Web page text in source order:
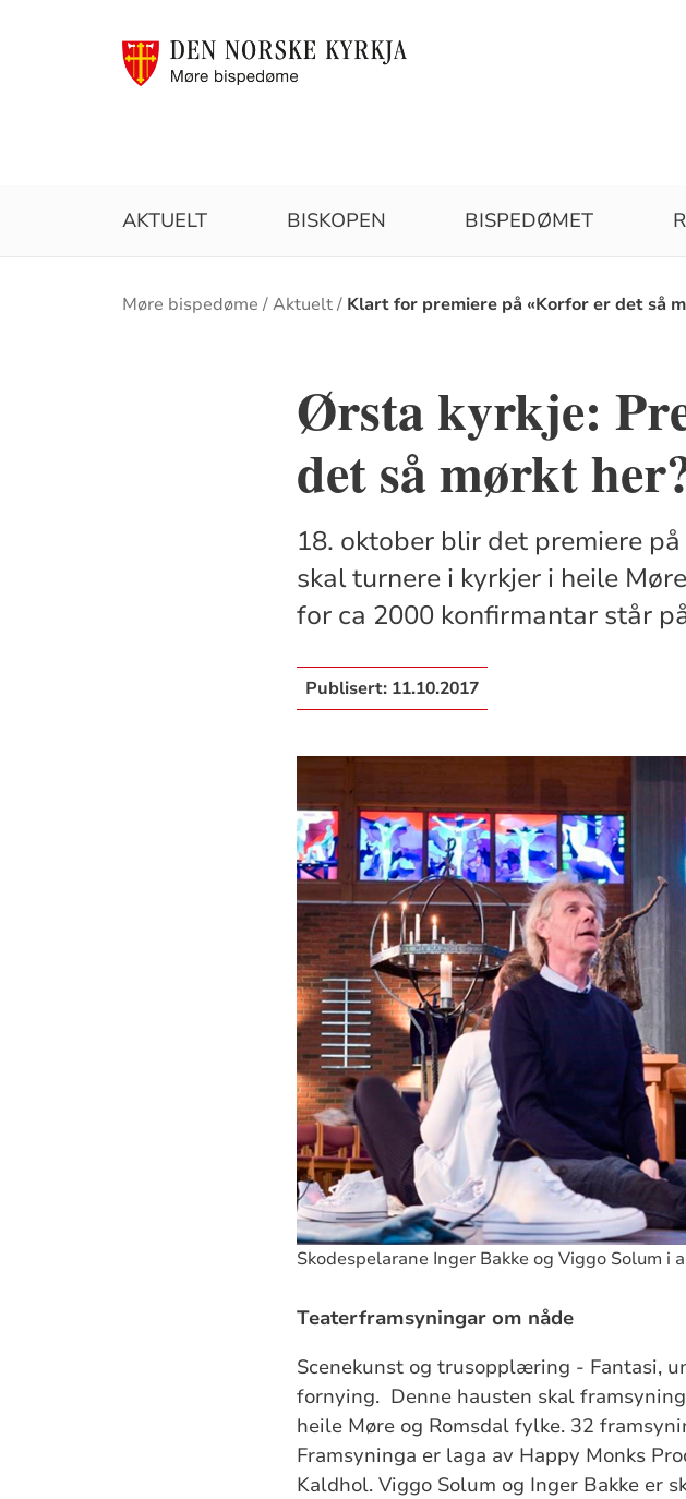
AKTUELT BISKOPEN BISPEDØMET
Brødsmulesti
Møre bispedøme Aktuelt Klart for premiere på «Korfor er det så
Ørsta kyrkje:
det så mørkt
18. oktober blir det premiere
skal turnere i kyrkjer i heile
for ca 2000 konfirmantar står
Publisert: 11.10.2017
Skodespelarane Inger Bakke og Viggo Solum i
Teaterframsyningar om nåde
Scenekunst og trusopplæring - Fantasi,
fornying. Denne hausten skal
heile Møre og Romsdal fylke. 32
Framsyninga er laga av Happy Monks
Kaldhol. Viggo Solum og Inger Bakke er